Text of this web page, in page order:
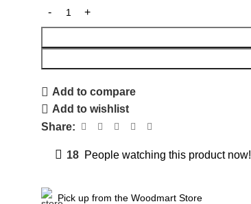
Add to compare
Add to wishlist
Share:
18 People watching this product now!
Pick up from the Woodmart Store